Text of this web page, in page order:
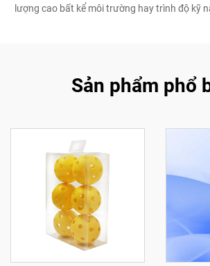
lượng cao bất kể môi trường hay trình độ kỹ
Sản phẩm phổ